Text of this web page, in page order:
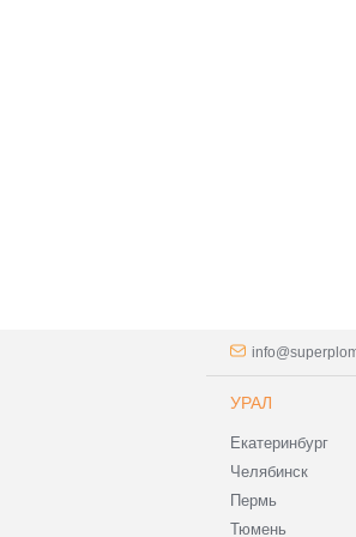
УРАЛ
Екатеринбург
Челябинск
Пермь
Тюмень